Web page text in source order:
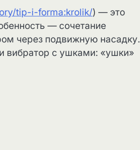
tip-i-forma:krolik/) — это
— сочетание
через подвижную насадку.
вибратор с ушками: «ушки»